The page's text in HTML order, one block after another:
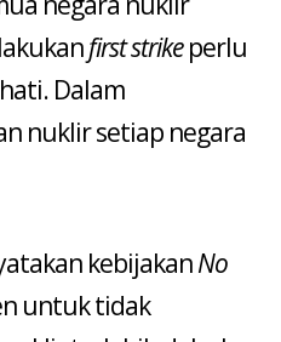
first strikeperlu
Dalam
nuklir setiap negara
kebijakanNo
untuk tidak